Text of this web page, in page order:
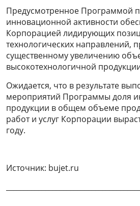
Предусмотренное Программой
инновационной активности
Корпорацией лидирующих
технологических направлений,
существенному увеличению
высокотехнологичной
Ожидается, что в результате
мероприятий Программы доля
продукции в общем объеме
работ и услуг Корпорации
году.
Источник: bujet.ru